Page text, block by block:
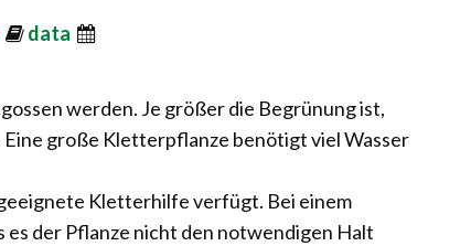
data
werden. Je größer die Begrünung ist,
große Kletterpflanze benötigt viel Wasser
Kletterhilfe verfügt. Bei einem
es der Pflanze nicht den notwendigen Halt